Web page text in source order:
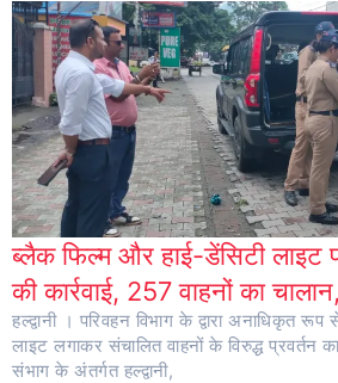
ब्लैक फिल्म और हाई-डेंसिटी लाइट
की कार्रवाई, 257 वाहनों का
हल्द्वानी । परिवहन विभाग के द्वारा अनाधिकृत
लाइट लगाकर संचालित वाहनों के विरुद्ध प्रवर्तन
संभाग के अंतर्गत हल्द्वानी,